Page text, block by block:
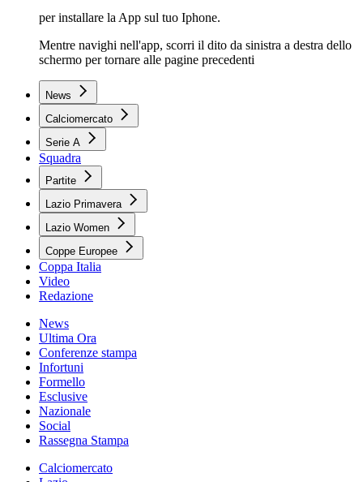
per installare la App sul tuo Iphone.
Mentre navighi nell'app, scorri il dito da sinistra a destra dello
schermo per tornare alle pagine precedenti
News
Calciomercato
Serie A
Squadra
Partite
Lazio Primavera
Lazio Women
Coppe Europee
Coppa Italia
Video
Redazione
News
Ultima Ora
Conferenze stampa
Infortuni
Formello
Esclusive
Nazionale
Social
Rassegna Stampa
Calciomercato